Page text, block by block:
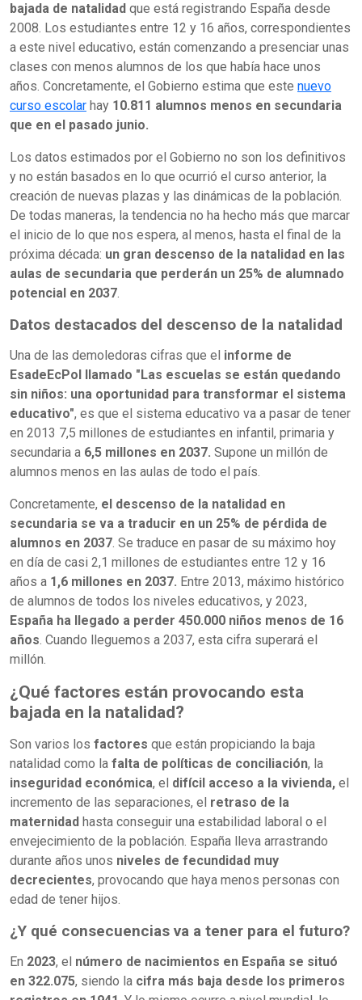
bajada de natalidad que está registrando España desde
2008. Los estudiantes entre 12 y 16 años, correspondientes
a este nivel educativo, están comenzando a presenciar unas
clases con menos alumnos de los que había hace unos
años. Concretamente, el Gobierno estima que este nuevo
curso escolar hay 10.811 alumnos menos en secundaria
que en el pasado junio.
Los datos estimados por el Gobierno no son los definitivos
y no están basados en lo que ocurrió el curso anterior, la
creación de nuevas plazas y las dinámicas de la población.
De todas maneras, la tendencia no ha hecho más que marcar
el inicio de lo que nos espera, al menos, hasta el final de la
próxima década: un gran descenso de la natalidad en las
aulas de secundaria que perderán un 25% de alumnado
potencial en 2037.
Datos destacados del descenso de la natalidad
Una de las demoledoras cifras que el informe de
EsadeEcPol llamado "Las escuelas se están quedando
sin niños: una oportunidad para transformar el sistema
educativo", es que el sistema educativo va a pasar de tener
en 2013 7,5 millones de estudiantes en infantil, primaria y
secundaria a 6,5 millones en 2037. Supone un millón de
alumnos menos en las aulas de todo el país.
Concretamente, el descenso de la natalidad en
secundaria se va a traducir en un 25% de pérdida de
alumnos en 2037. Se traduce en pasar de su máximo hoy
en día de casi 2,1 millones de estudiantes entre 12 y 16
años a 1,6 millones en 2037. Entre 2013, máximo histórico
de alumnos de todos los niveles educativos, y 2023,
España ha llegado a perder 450.000 niños menos de 16
años. Cuando lleguemos a 2037, esta cifra superará el
millón.
¿Qué factores están provocando esta
bajada en la natalidad?
Son varios los factores que están propiciando la baja
natalidad como la falta de políticas de conciliación, la
inseguridad económica, el difícil acceso a la vivienda, el
incremento de las separaciones, el retraso de la
maternidad hasta conseguir una estabilidad laboral o el
envejecimiento de la población. España lleva arrastrando
durante años unos niveles de fecundidad muy
decrecientes, provocando que haya menos personas con
edad de tener hijos.
¿Y qué consecuencias va a tener para el futuro?
En 2023, el número de nacimientos en España se situó
en 322.075, siendo la cifra más baja desde los primeros